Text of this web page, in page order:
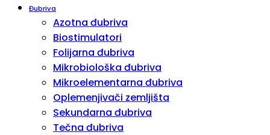
Đubriva
Azotna đubriva
Biostimulatori
Folijarna đubriva
Mikrobiološka đubriva
Mikroelementarna đubriva
Oplemenjivači zemljišta
Sekundarna đubriva
Tečna đubriva